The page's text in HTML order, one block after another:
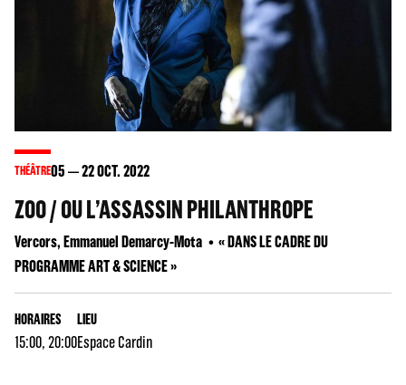
THÉÂTRE05 22OCT. 2022
ZOO / OU L’ASSASSIN PHILANTHROPE
Vercors, Emmanuel Demarcy-Mota
« DANS LE CADRE DU
PROGRAMME ART & SCIENCE »
HORAIRES
15:00, 20:00
LIEU
Espace Cardin